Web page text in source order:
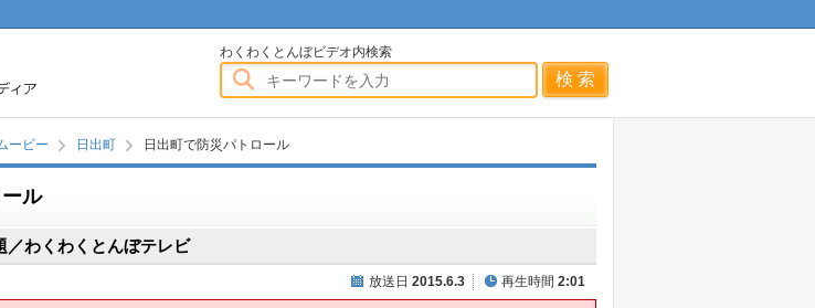
わくわくとんぼビデオわくわくとんぼビデオ内検索
ービー 日出町 日出町で防災パトロール
ル
／わくわくとんぼテレビ
放送日 2015.6.3 再生時間 2:01